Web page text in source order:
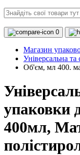
0
Магазин
Універсальна та
Об'єм, мл 400.
упаковки
400мл,